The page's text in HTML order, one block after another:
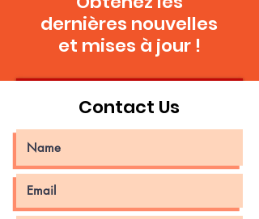
dernières nouvelles
et mises à jour !
Contact Us